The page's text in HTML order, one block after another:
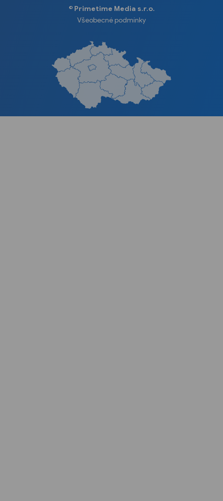
©️ Primetime Media s.r.o.
Všeobecné podmínky